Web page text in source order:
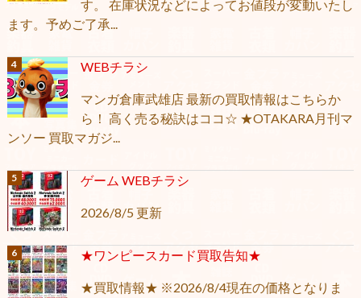
す。 在庫状況などによってお値段が変動いたし
ます。予めご了承...
WEBチラシ
マンガ倉庫武雄店 最新の買取情報はこちらか
ら！ 高く売る秘訣はココ☆ ★OTAKARA月刊マ
ンソー 買取マガジ...
ゲーム WEBチラシ
2026/8/5 更新
★ワンピースカード買取告知★
★買取情報★ ※2026/8/4現在の価格となりま